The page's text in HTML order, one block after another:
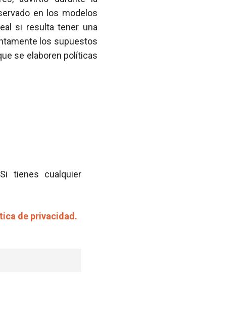
en los modelos
si resulta tener una
los supuestos
se elaboren políticas
tienes cualquier
de privacidad.